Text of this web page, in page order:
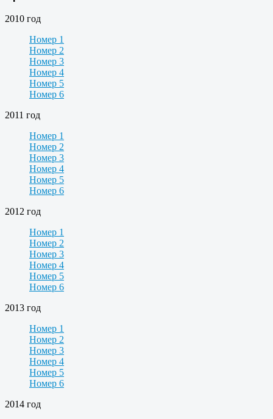
2010 год
Номер 1
Номер 2
Номер 3
Номер 4
Номер 5
Номер 6
2011 год
Номер 1
Номер 2
Номер 3
Номер 4
Номер 5
Номер 6
2012 год
Номер 1
Номер 2
Номер 3
Номер 4
Номер 5
Номер 6
2013 год
Номер 1
Номер 2
Номер 3
Номер 4
Номер 5
Номер 6
2014 год